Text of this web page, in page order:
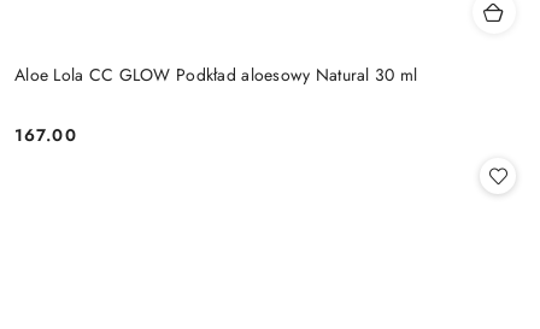
Aloe Lola CC GLOW Podkład aloesowy Natural 30 ml
Cena:
167.00